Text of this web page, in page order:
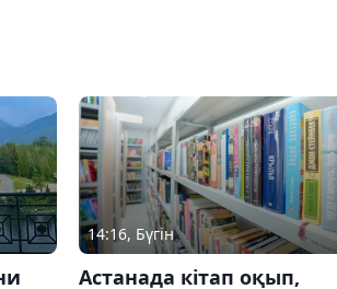
14:16, Бүгін
Астанада кітап оқып,